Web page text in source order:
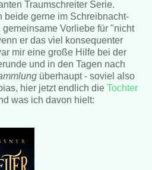
Traumschreiter Serie.
beide gerne im Schreibnacht-
Vorliebe für "nicht
er das viel konsequenter
mir eine große Hilfe bei der
und in den Tagen nach
überhaupt - soviel also
hier jetzt endlich die Tochter
was ich davon hielt: